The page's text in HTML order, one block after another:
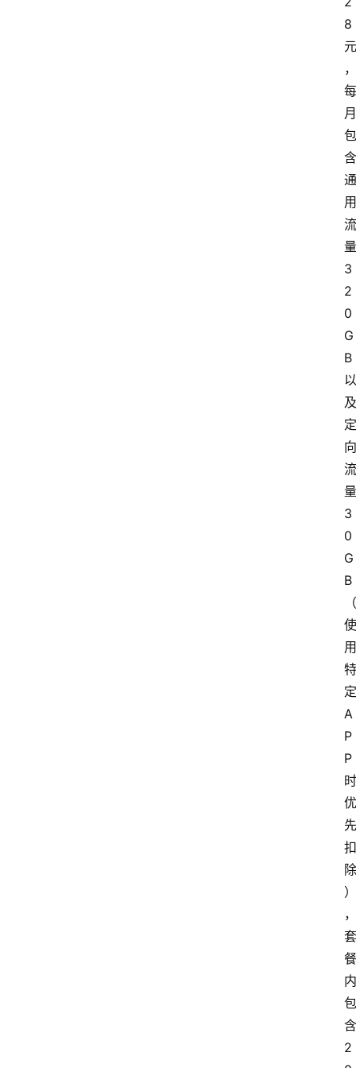
8
元
，
每
月
包
含
通
用
流
量
3
2
0
G
B
以
及
定
向
流
量
3
0
G
B
（
使
用
特
定
A
P
P
时
优
先
扣
除
）
，
套
餐
内
包
含
2